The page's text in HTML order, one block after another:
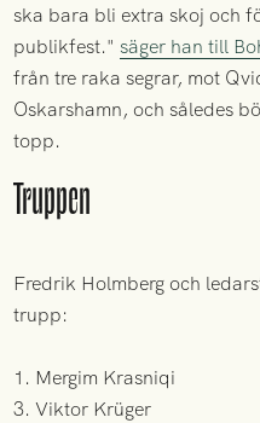
ska bara bli extra skoj och
publikfest." säger han till
från tre raka segrar, mot
Oskarshamn, och således
topp.
Truppen
Fredrik Holmberg och
trupp:
1. Mergim Krasniqi
3. Viktor Krüger